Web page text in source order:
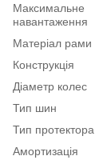
Максимальне
навантаження
Матеріал рами
Конструкція
Діаметр колес
Тип шин
Тип протектора
Амортизація